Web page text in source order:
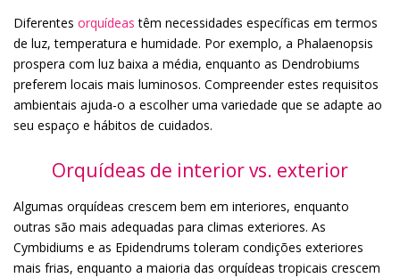
Diferentes orquídeas têm necessidades específicas em termos
de luz, temperatura e humidade. Por exemplo, a Phalaenopsis
prospera com luz baixa a média, enquanto as Dendrobiums
preferem locais mais luminosos. Compreender estes requisitos
ambientais ajuda-o a escolher uma variedade que se adapte ao
seu espaço e hábitos de cuidados.
Orquídeas de interior vs. exterior
Algumas orquídeas crescem bem em interiores, enquanto
outras são mais adequadas para climas exteriores. As
Cymbidiums e as Epidendrums toleram condições exteriores
mais frias, enquanto a maioria das orquídeas tropicais crescem